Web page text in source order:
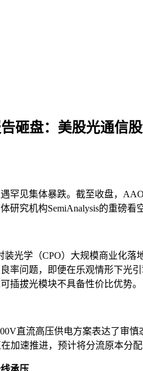
砸盘：美股光通信
罕见集体暴跌。截至收盘，
究机构SemiAnalysis的重磅看
装光学（CPO）大规模商业化
率问题，即便在乐观情形下光
插拔光模块不具备性价比优势。
直流高压供电方案表达了审
加速推进，预计将分流原本分
承压